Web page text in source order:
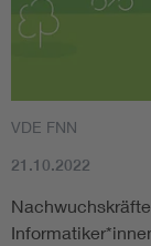
VDE FNN
21.10.2022